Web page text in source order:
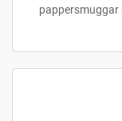
pappersmuggar